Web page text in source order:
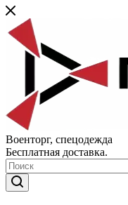
Военторг, спецодежда
Бесплатная доставка.